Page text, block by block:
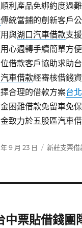
利產品免綁約度過
傳統當鋪的創新客戶
與湖口汽車借款支
心週轉手續簡單方
借款客戶協助求助
車借款經審核借錢
合理的借款方案台
困難借款免留車免
致力於五股區汽車借
9 月 23 日
分
新莊支票借
中票貼借錢團